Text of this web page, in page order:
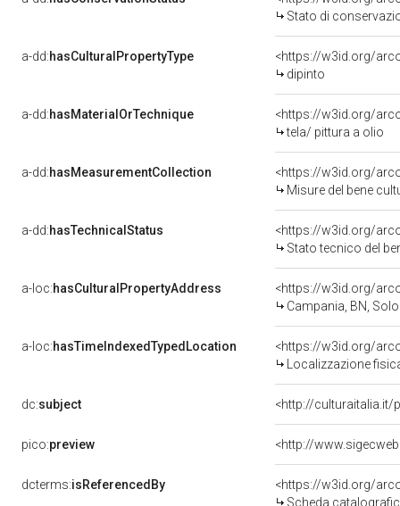
Stato di
a-dd:hasCulturalPropertyType
<https://w3id.org/
dipinto
a-dd:hasMaterialOrTechnique
<https://w3id.org/
tela/ pittura a olio
a-dd:hasMeasurementCollection
<https://w3id.org/
Misure del bene
a-dd:hasTechnicalStatus
<https://w3id.org/
Stato tecnico del
a-loc:hasCulturalPropertyAddress
<https://w3id.org/
Campania, BN,
a-loc:hasTimeIndexedTypedLocation
<https://w3id.org/
Localizzazione
dc:subject <http://culturaitalia.it/
pico:preview
dcterms:isReferencedBy
<https://w3id.org/
Scheda